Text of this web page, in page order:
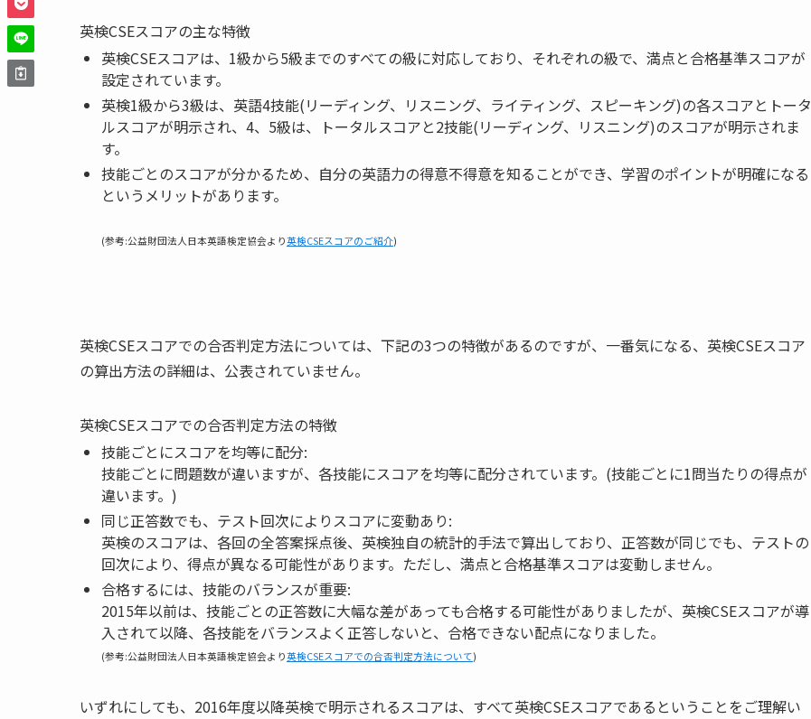
英検CSEスコアの主な特徴
英検CSEスコアは、1級から5級までのすべての級に対応しており、それぞれの級で、満点と合格基準スコアが
設定されています。
英検1級から3級は、英語4技能(リーディング、リスニング、ライティング、スピーキング)の各スコアとトータ
ルスコアが明示され、4、5級は、トータルスコアと2技能(リーディング、リスニング)のスコアが明示されま
す。
技能ごとのスコアが分かるため、自分の英語力の得意不得意を知ることができ、 学習のポイントが明確になる
というメリットがあります。
(参考:公益財団法人日本英語検定協会より英検CSEスコアのご紹介)
英検CSEスコアでの合否判定方法については、下記の3つの特徴があるのですが、一番気になる、 英検CSEスコア
の算出方法の詳細は、公表されていません。
英検CSEスコアでの合否判定方法の特徴
技能ごとにスコアを均等に配分:
技能ごとに問題数が違いますが、 各技能にスコアを均等に配分されています。(技能ごとに1問当たりの得点が
違います。)
同じ正答数でも、テスト回次によりスコアに変動あり:
英検のスコアは、各回の全答案採点後、英検独自の統計的手法で算出しており、 正答数が同じでも、テストの
回次により、得点が異なる可能性があります。ただし、満点と合格基準スコアは変動しません。
合格するには、技能のバランスが重要:
2015年以前は、技能ごとの正答数に大幅な差があっても合格する可能性がありましたが、英検CSEスコアが導
入されて以降、 各技能をバランスよく正答しないと、合格できない配点になりました。
(参考:公益財団法人日本英語検定協会より英検CSEスコアでの合否判定方法について)
いずれにしても、2016年度以降英検で明示されるスコアは、すべて英検CSEスコアであるということをご理解い